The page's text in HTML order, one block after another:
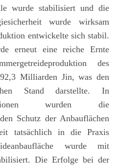
wurde stabilisiert und die
wurde wirksam
entwickelte sich stabil.
erneut eine reiche Ernte
des
Milliarden Jin, was den
Stand darstellte. In
wurden die
Schutz der Anbauflächen
tatsächlich in die Praxis
wurde mit
Die Erfolge bei der